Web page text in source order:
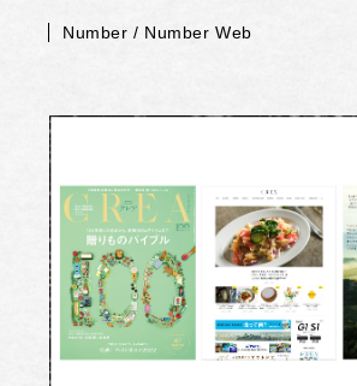
Number / Number Web